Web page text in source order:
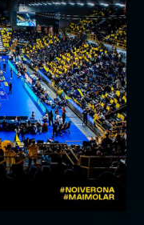
20.30
20.30